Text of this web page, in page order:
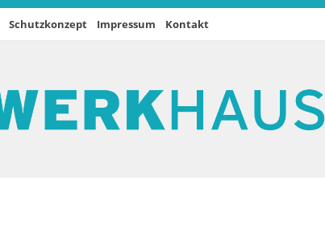
Schutzkonzept Impressum Kontakt